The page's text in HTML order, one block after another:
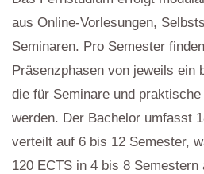
aus Online-Vorlesungen,
Seminaren. Pro Semester
Präsenzphasen von jeweils ein
die für Seminare und
werden. Der Bachelor umfasst
verteilt auf 6 bis 12 Semester,
120 ECTS in 4 bis 8